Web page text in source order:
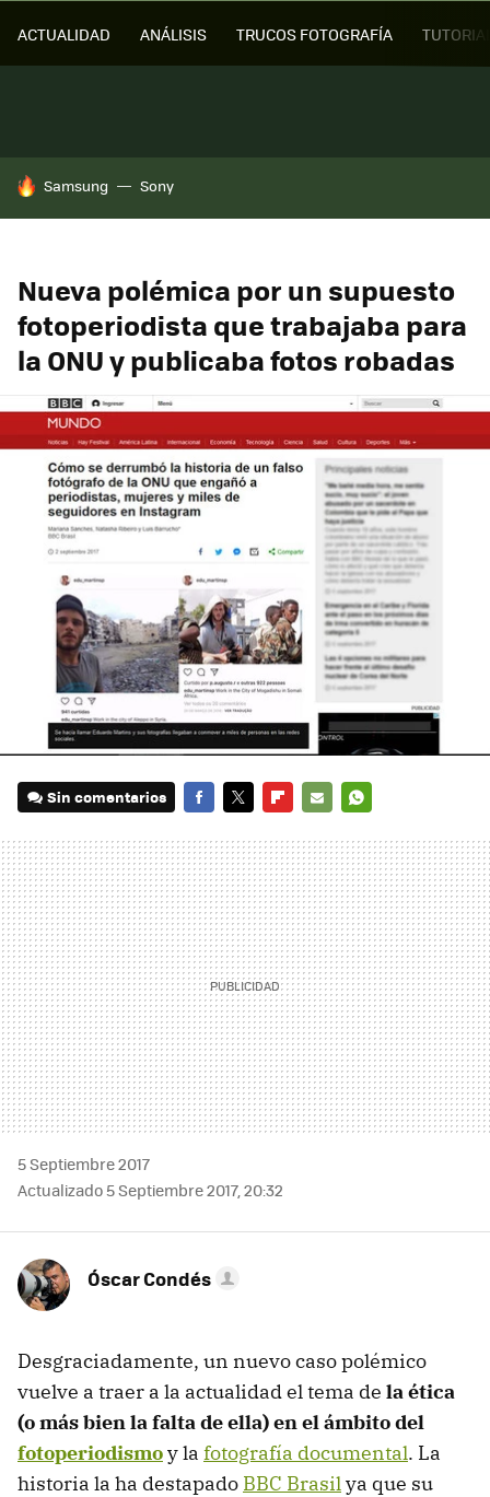
ACTUALIDAD ANÁLISIS TRUCOS FOTOGRAFÍA
HOY SE HABLA DE
Samsung Sony
Nueva polémica por un supuesto
fotoperiodista que trabajaba para
la ONU y publicaba fotos robadas
Sin comentarios
MAIL
5 Septiembre 2017
Actualizado 5 Septiembre 2017, 20:32
Óscar Condés
Desgraciadamente, un nuevo caso polémico
vuelve a traer a la actualidad el tema de la ética
(o más bien la falta de ella) en el ámbito del
fotoperiodismoy la fotografía documental. La
historia la ha destapado BBC Brasil ya que su